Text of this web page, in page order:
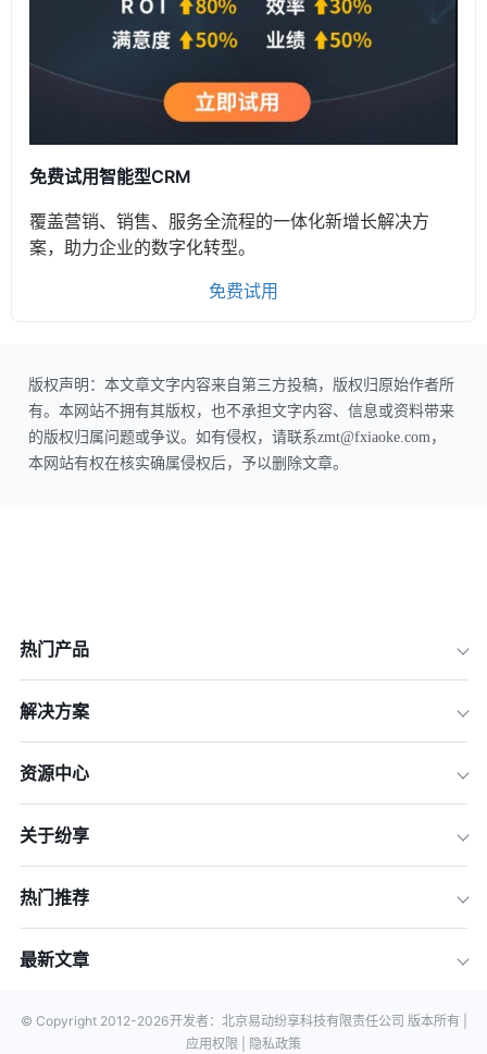
免费试用智能型CRM
覆盖营销、销售、服务全流程的一体化新增长解决方
案，助力企业的数字化转型。
免费试用
版权声明：本文章文字内容来自第三方投稿，版权归原始作者所
有。本网站不拥有其版权，也不承担文字内容、信息或资料带来
的版权归属问题或争议。如有侵权，请联系zmt@fxiaoke.com，
本网站有权在核实确属侵权后，予以删除文章。
热门产品
解决方案
资源中心
关于纷享
热门推荐
最新文章
© Copyright 2012-2026开发者：北京易动纷享科技有限责任公司 版本所有 |
应用权限 |
隐私政策